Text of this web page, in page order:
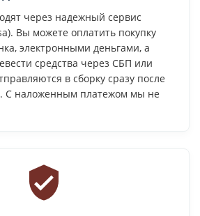
через надежный сервис
Вы можете оплатить покупку
электронными деньгами, а
средства через СБП или
в сборку сразу после
С наложенным платежом мы не